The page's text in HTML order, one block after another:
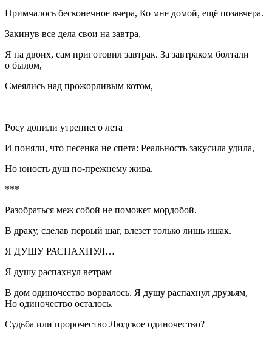
Примчалось бесконечное вчера, Ко мне домой, ещё позавчера.
Закинув все дела свои на завтра,
Я на двоих, сам приготовил завтрак. За завтраком болтали
о былом,
Смеялись над прожорливым котом,
Росу допили утреннего лета
И поняли, что песенка не спета: Реальность закусила удила,
Но юность душ по-прежнему жива.
***
Разобраться меж собой не поможет мордобой.
В драку, сделав первый шаг, влезет только лишь ишак.
Я ДУШУ РАСПАХНУЛ…
Я душу распахнул ветрам —
В дом одиночество ворвалось. Я душу распахнул друзьям,
Но одиночество осталось.
Судьба или пророчество Людское одиночество?